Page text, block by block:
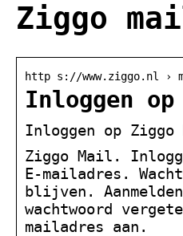
Ziggo
http s://www.ziggo.nl ›
Inloggen
Inloggen op
Ziggo Mail.
E-mailadres.
blijven.
wachtwoord
mailadres aan.